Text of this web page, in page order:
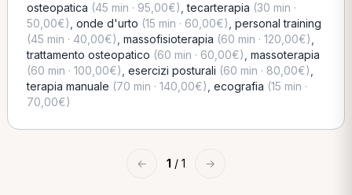
osteopatica (45 min · 95,00€) ,tecarterapia (30 min ·
50,00€) onde d'urto (15 min · 60,00€) personal training
(45 min · 40,00€) massofisioterapia (60 min · 120,00€)
trattamento osteopatico (60 min · 60,00€) massoterapia
(60 min · 100,00€) esercizi posturali (60 min · 80,00€)
terapia manuale (70 min · 140,00€) ecografia (15 min ·
70,00€)
← 1 / 1 →